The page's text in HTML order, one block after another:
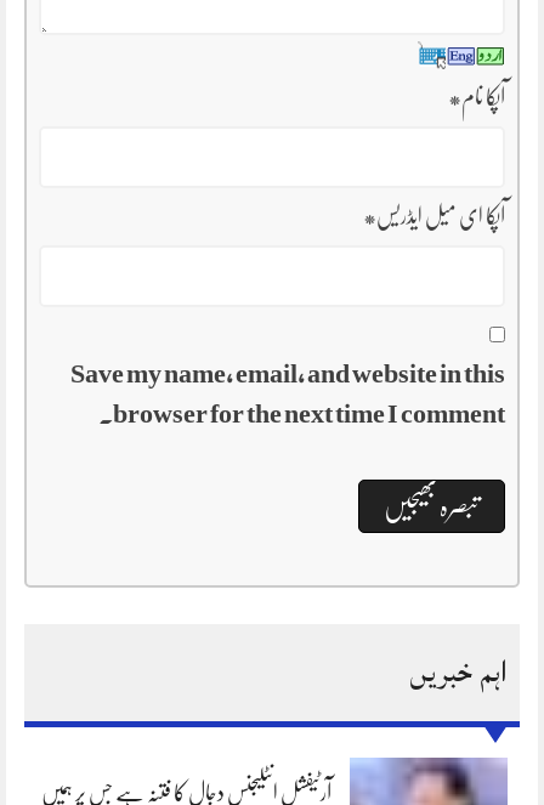
آپکا نام*
آپکا ای میل ایڈریس*
Save my name, email, and website in this
browser for the next time I comment.
اہم خبریں
آرٹیفشل انٹلیجنس دجال کا فتنہ ہے جس پر ہمیں